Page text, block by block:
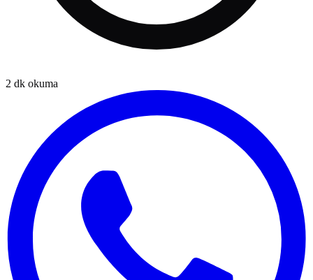
2 dk okuma